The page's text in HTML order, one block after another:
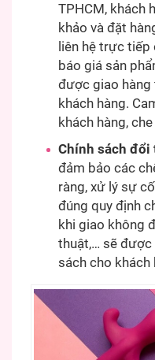
TPHCM, khách
khảo và đặt
liên hệ trực
báo giá sản
được giao hàng
khách hàng.
khách hàng,
Chính sách đổi
đảm bảo các
ràng, xử lý sự
đúng quy định
khi giao không
thuật,… sẽ được
sách cho khách